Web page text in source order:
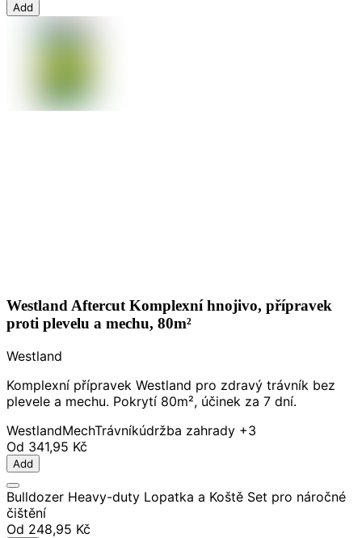
Add
Westland Aftercut Komplexní hnojivo, přípravek
proti plevelu a mechu, 80m²
Westland
Komplexní přípravek Westland pro zdravý trávník bez
plevele a mechu. Pokrytí 80m², účinek za 7 dní.
WestlandMechTrávníkúdržba zahrady +3
Od 341,95 Kč
Add
Bulldozer Heavy-duty Lopatka a Koště Set pro náročné
čištění
Od 248,95 Kč